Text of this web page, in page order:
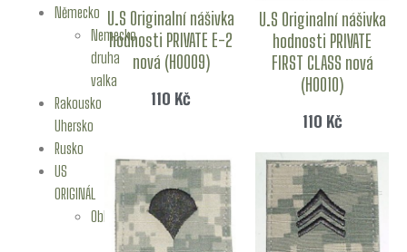
Německo
Nemecko
druha
valka
Rakousko
Uhersko
Rusko
US
ORIGINÁL
Oblečení
Blůzy
U.S Originalní nášivka
hodnosti PRIVATE E-2
nová (H0009)
110 Kč
U.S Originalní nášivka
hodnosti PRIVATE
FIRST CLASS nová
(H0010)
110 Kč